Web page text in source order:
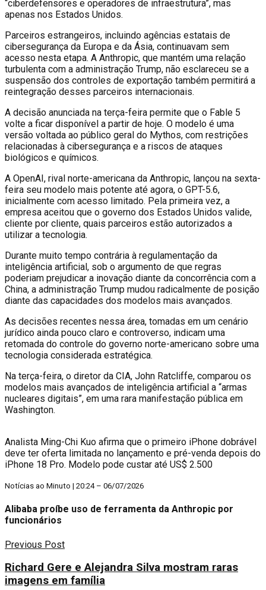
“ciberdefensores e operadores de infraestrutura”, mas
apenas nos Estados Unidos.
Parceiros estrangeiros, incluindo agências estatais de
cibersegurança da Europa e da Ásia, continuavam sem
acesso nesta etapa. A Anthropic, que mantém uma relação
turbulenta com a administração Trump, não esclareceu se a
suspensão dos controles de exportação também permitirá a
reintegração desses parceiros internacionais.
A decisão anunciada na terça-feira permite que o Fable 5
volte a ficar disponível a partir de hoje. O modelo é uma
versão voltada ao público geral do Mythos, com restrições
relacionadas à cibersegurança e a riscos de ataques
biológicos e químicos.
A OpenAI, rival norte-americana da Anthropic, lançou na sexta-
feira seu modelo mais potente até agora, o GPT-5.6,
inicialmente com acesso limitado. Pela primeira vez, a
empresa aceitou que o governo dos Estados Unidos valide,
cliente por cliente, quais parceiros estão autorizados a
utilizar a tecnologia.
Durante muito tempo contrária à regulamentação da
inteligência artificial, sob o argumento de que regras
poderiam prejudicar a inovação diante da concorrência com a
China, a administração Trump mudou radicalmente de posição
diante das capacidades dos modelos mais avançados.
As decisões recentes nessa área, tomadas em um cenário
jurídico ainda pouco claro e controverso, indicam uma
retomada do controle do governo norte-americano sobre uma
tecnologia considerada estratégica.
Na terça-feira, o diretor da CIA, John Ratcliffe, comparou os
modelos mais avançados de inteligência artificial a “armas
nucleares digitais”, em uma rara manifestação pública em
Washington.
Analista Ming-Chi Kuo afirma que o primeiro iPhone dobrável
deve ter oferta limitada no lançamento e pré-venda depois do
iPhone 18 Pro. Modelo pode custar até US$ 2.500
Notícias ao Minuto | 20:24 – 06/07/2026
Alibaba proíbe uso de ferramenta da Anthropic por
funcionários
Previous Post
Richard Gere e Alejandra Silva mostram raras
imagens em família